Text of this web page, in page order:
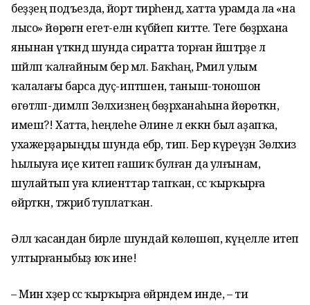
беҙҙең подъезда, йорт тирәһендә, хатта урамда ла «на
лысо» йөрөгән егет-елән күбәйеп китте. Теге бөҙрәхана
янынан үткәндә шунда сиратта торған йәштәрҙе лә
шәйләп ҡалғайным бер мәл. Баҡһаң, Рәмил улым
ҡалалағы барса дуҫ-иптәшен, таныш-тоношон
өгөтләп-димләп Зөлхизәнең бөҙрәханаһына йөрөткән,
имеш?! Хатта, һеңлеһе Әлиәне лә еккән был аҙапҡа,
ухажерҙарыңды шунда ебәр, тип. Бер күреүҙән Зөлхизә
һылыуға иҫе китеп ғашиҡ булған да улғынам,
шулайтып уға клиенттар тапҡан, сәс ҡырҡырға
өйрәткән, тәжрибә туплатҡан.
Әллә ҡасандан бирле шундай көлөшөп, күңелле итеп
ултырғаныбыҙ юҡ ине!
– Мин хәҙер сәс ҡырҡырға өйрәндем инде, – ти